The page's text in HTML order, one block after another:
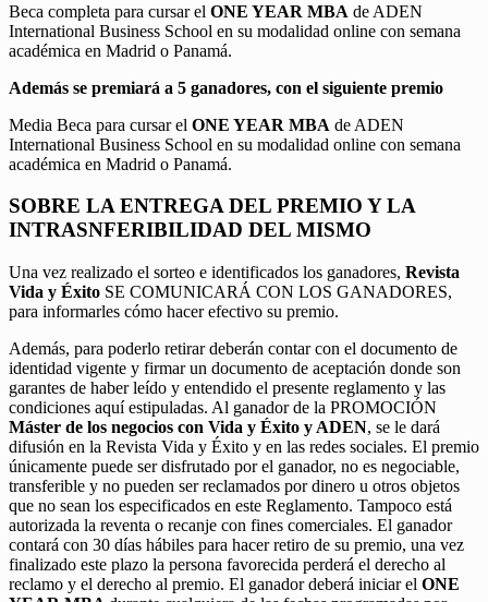
Beca completa para cursar el ONE YEAR MBA de ADEN
International Business School en su modalidad online con semana
académica en Madrid o Panamá.
Además se premiará a 5 ganadores, con el siguiente premio
Media Beca para cursar el ONE YEAR MBA de ADEN
International Business School en su modalidad online con semana
académica en Madrid o Panamá.
SOBRE LA ENTREGA DEL PREMIO Y LA
INTRASNFERIBILIDAD DEL MISMO
Una vez realizado el sorteo e identificados los ganadores, Revista
Vida y Éxito SE COMUNICARÁ CON LOS GANADORES,
para informarles cómo hacer efectivo su premio.
Además, para poderlo retirar deberán contar con el documento de
identidad vigente y firmar un documento de aceptación donde son
garantes de haber leído y entendido el presente reglamento y las
condiciones aquí estipuladas. Al ganador de la PROMOCIÓN
Máster de los negocios con Vida y Éxito y ADEN, se le dará
difusión en la Revista Vida y Éxito y en las redes sociales. El premio
únicamente puede ser disfrutado por el ganador, no es negociable,
transferible y no pueden ser reclamados por dinero u otros objetos
que no sean los especificados en este Reglamento. Tampoco está
autorizada la reventa o recanje con fines comerciales. El ganador
contará con 30 días hábiles para hacer retiro de su premio, una vez
finalizado este plazo la persona favorecida perderá el derecho al
reclamo y el derecho al premio. El ganador deberá iniciar el ONE